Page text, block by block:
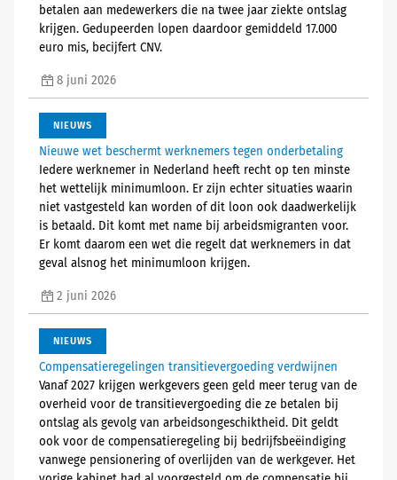
betalen aan medewerkers die na twee jaar ziekte ontslag
krijgen. Gedupeerden lopen daardoor gemiddeld 17.000
euro mis, becijfert CNV.
8 juni 2026
NIEUWS
Nieuwe wet beschermt werknemers tegen onderbetaling
Iedere werknemer in Nederland heeft recht op ten minste
het wettelijk minimumloon. Er zijn echter situaties waarin
niet vastgesteld kan worden of dit loon ook daadwerkelijk
is betaald. Dit komt met name bij arbeidsmigranten voor.
Er komt daarom een wet die regelt dat werknemers in dat
geval alsnog het minimumloon krijgen.
2 juni 2026
NIEUWS
Compensatieregelingen transitievergoeding verdwijnen
Vanaf 2027 krijgen werkgevers geen geld meer terug van de
overheid voor de transitievergoeding die ze betalen bij
ontslag als gevolg van arbeidsongeschiktheid. Dit geldt
ook voor de compensatieregeling bij bedrijfsbeëindiging
vanwege pensionering of overlijden van de werkgever. Het